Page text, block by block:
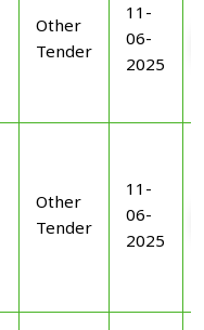
Other
Tender
11-
06-
2025
Other
Tender
11-
06-
2025